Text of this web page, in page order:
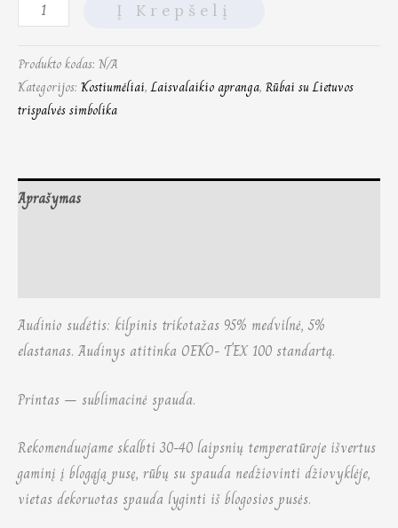
Į Krepšelį
Produkto kodas: N/A
Kategorijos: Kostiumėliai,Laisvalaikio apranga, Rūbai su Lietuvos
trispalvės simbolika
Aprašymas
Audinio sudėtis: kilpinis trikotažas 95% medvilnė, 5%
elastanas. Audinys atitinka OEKO- TEX 100 standartą.
Printas – sublimacinė spauda.
Rekomenduojame skalbti 30-40 laipsnių temperatūroje išvertus
gaminį į blogąją pusę, rūbų su spauda nedžiovinti džiovyklėje,
vietas dekoruotas spauda lyginti iš blogosios pusės.